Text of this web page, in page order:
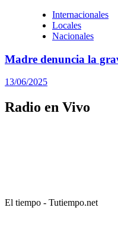
Internacionales
Locales
Nacionales
Madre denuncia la
13/06/2025
Radio en Vivo
El tiempo - Tutiempo.net